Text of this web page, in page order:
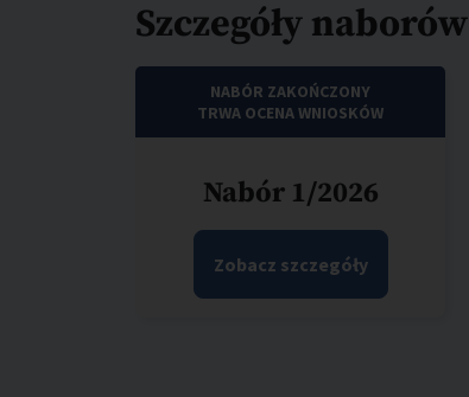
Szczegóły naborów
NABÓR ZAKOŃCZONY
TRWA OCENA WNIOSKÓW
Nabór 1/2026
Zobacz szczegóły